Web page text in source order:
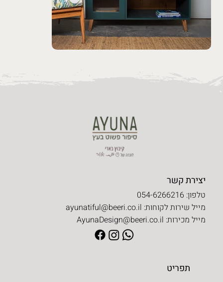
תפריט
יצירת קשר
טלפון: 054-6266216
מייל שירות לקוחות: ayunatiful@beeri.co.il
מייל מכירות: AyunaDesign@beeri.co.il